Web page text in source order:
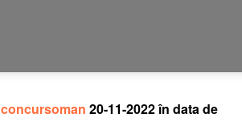
concursoman 20-11-2022 în data de